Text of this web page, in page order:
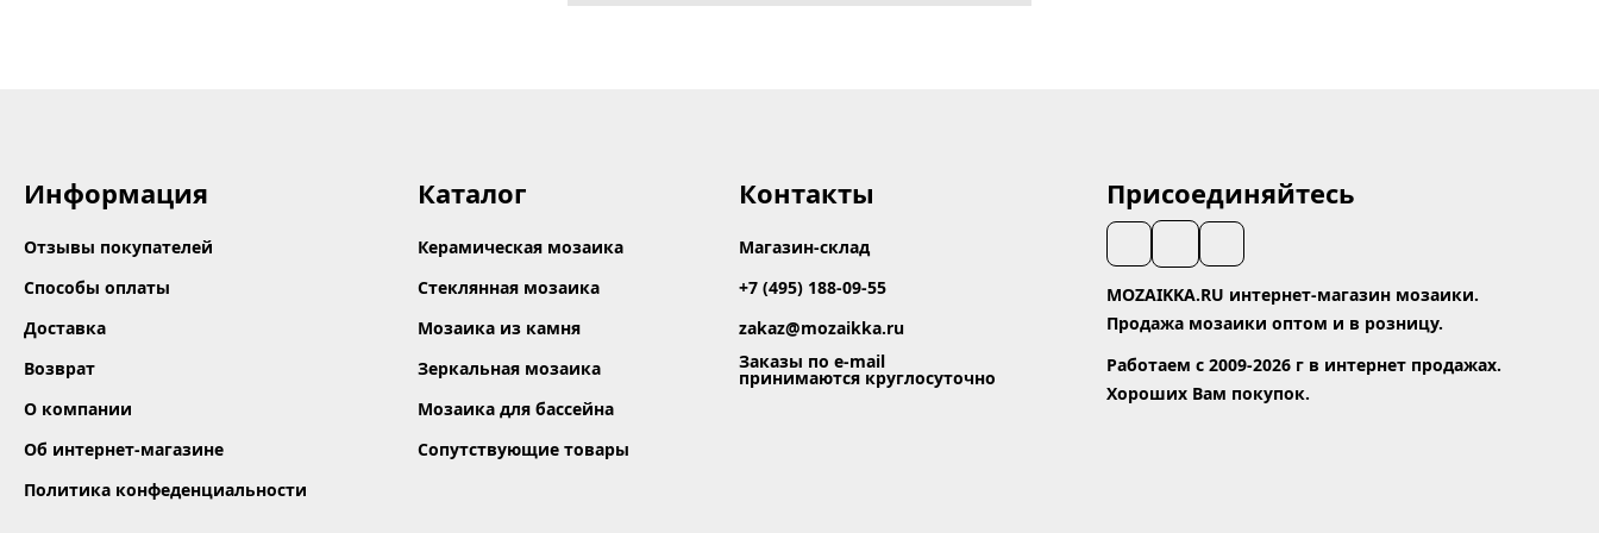
Информация
Отзывы покупателей
Способы оплаты
Доставка
Возврат
О компании
Об интернет-магазине
Политика конфеденциальности
Каталог
Керамическая мозаика
Стеклянная мозаика
Мозаика из камня
Зеркальная мозаика
Мозаика для бассейна
Сопутствующие товары
Контакты
Магазин-склад
+7 (495) 188-09-55
zakaz@mozaikka.ru
Заказы по e-mail
принимаются круглосуточно
Присоединяйтесь
MOZAIKKA.RU интернет-магазин мозаики.
Продажа мозаики оптом и в розницу.
Работаем с 2009-2026 г в интернет продажах.
Хороших Вам покупок.